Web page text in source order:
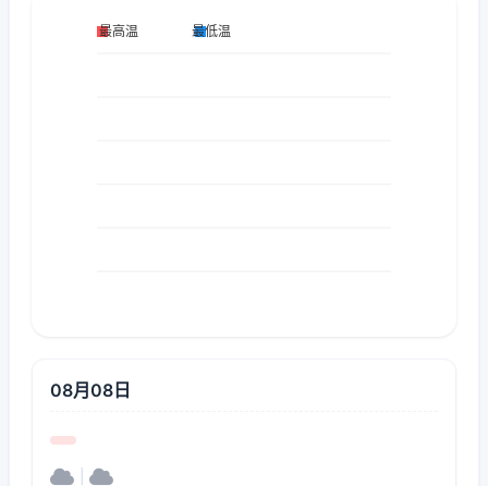
08月08日